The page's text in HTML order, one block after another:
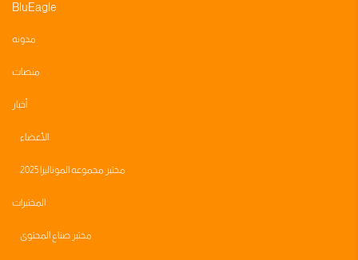
BluEagle
مدونه
منصات
أخبار
الأعضاء
مختبر مجموعه الموناليزا 2025
المختبرات
مختبر صناع المحتوى